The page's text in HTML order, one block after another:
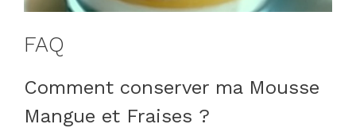
FAQ
Comment conserver ma Mousse
Mangue et Fraises ?